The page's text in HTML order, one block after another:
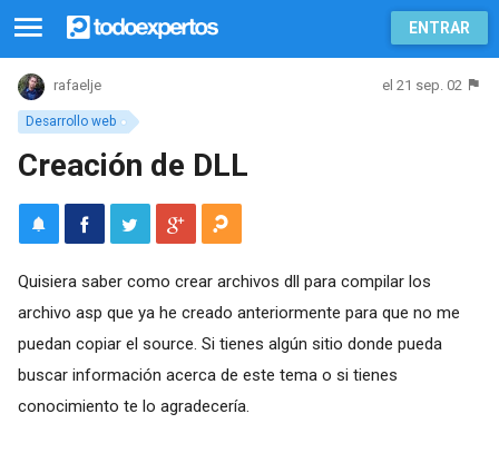
ENTRAR
Desarrollo web
rafaelje el 21 sep. 02
Creación de DLL
Quisiera saber como crear archivos dll para compilar los
archivo asp que ya he creado anteriormente para que no me
puedan copiar el source. Si tienes algún sitio donde pueda
buscar información acerca de este tema o si tienes
conocimiento te lo agradecería.